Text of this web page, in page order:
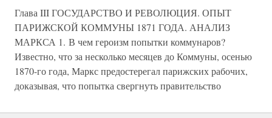
Глава III ГОСУДАРСТВО И РЕВОЛЮЦИЯ. ОПЫТ
ПАРИЖСКОЙ КОММУНЫ 1871 ГОДА. АНАЛИЗ
МАРКСА 1. В чем героизм попытки коммунаров?
Известно, что за несколько месяцев до Коммуны, осенью
1870-го года, Маркс предостерегал парижских рабочих,
доказывая, что попытка свергнуть правительство